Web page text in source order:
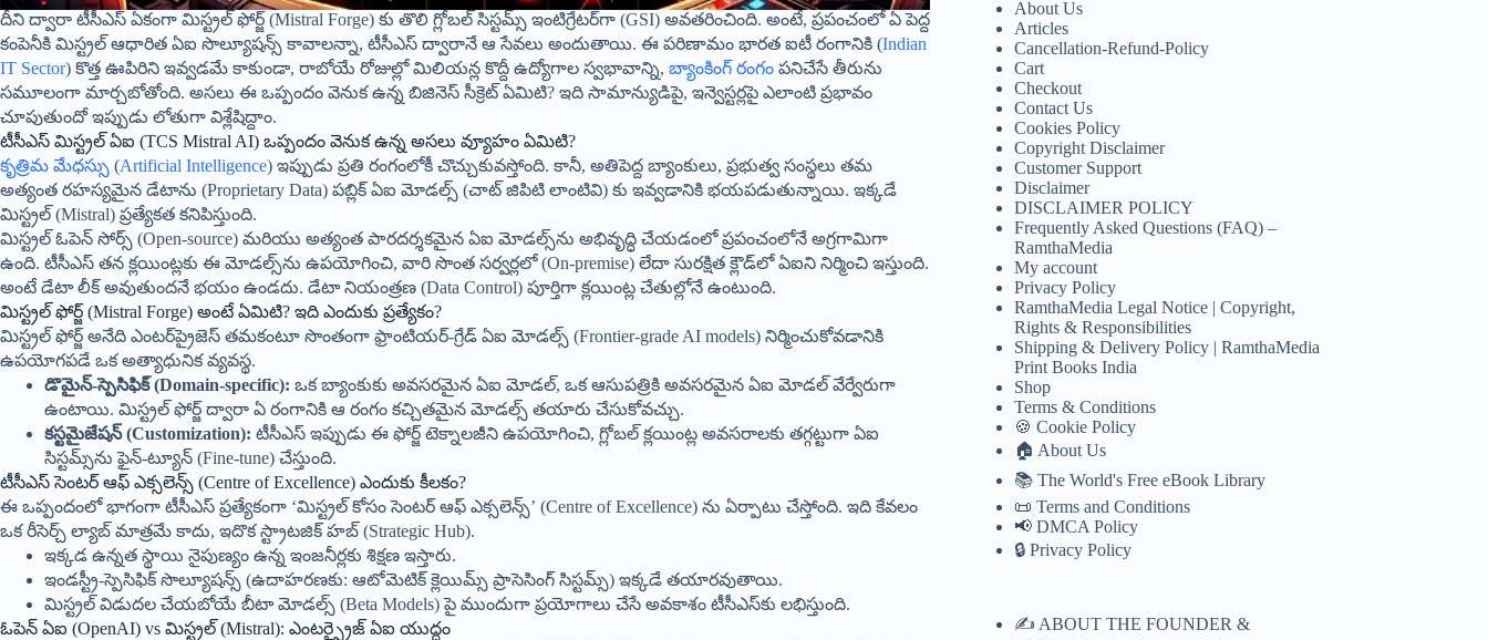
దీని ద్వారా టీసీఎస్ ఏకంగా మిస్ట్రల్ ఫోర్జ్ (Mistral Forge) కు తొలి గ్లోబల్ సిస్టమ్స్ ఇంటిగ్రేటర్‌గా (GSI) అవతరించింది. అంటే, ప్రపంచంలో ఏ పెద్ద
కంపెనీకి మిస్ట్రల్ ఆధారిత ఏఐ సొల్యూషన్స్ కావాలన్నా, టీసీఎస్ ద్వారానే ఆ సేవలు అందుతాయి. ఈ పరిణామం భారత ఐటీ రంగానికి (Indian
IT Sector) కొత్త ఊపిరిని ఇవ్వడమే కాకుండా, రాబోయే రోజుల్లో మిలియన్ల కొద్దీ ఉద్యోగాల స్వభావాన్ని, బ్యాంకింగ్ రంగం పనిచేసే తీరును
సమూలంగా మార్చబోతోంది. అసలు ఈ ఒప్పందం వెనుక ఉన్న బిజినెస్ సీక్రెట్ ఏమిటి? ఇది సామాన్యుడిపై, ఇన్వెస్టర్లపై ఎలాంటి ప్రభావం
చూపుతుందో ఇప్పుడు లోతుగా విశ్లేషిద్దాం.
టీసీఎస్ మిస్ట్రల్ ఏఐ (TCS Mistral AI) ఒప్పందం వెనుక ఉన్న అసలు వ్యూహం ఏమిటి?
కృత్రిమ మేధస్సు (Artificial Intelligence) ఇప్పుడు ప్రతి రంగంలోకీ చొచ్చుకువస్తోంది. కానీ, అతిపెద్ద బ్యాంకులు, ప్రభుత్వ సంస్థలు తమ
అత్యంత రహస్యమైన డేటాను (Proprietary Data) పబ్లిక్ ఏఐ మోడల్స్ (చాట్ జిపిటి లాంటివి) కు ఇవ్వడానికి భయపడుతున్నాయి. ఇక్కడే
మిస్ట్రల్ (Mistral) ప్రత్యేకత కనిపిస్తుంది.
మిస్ట్రల్ ఓపెన్ సోర్స్ (Open-source) మరియు అత్యంత పారదర్శకమైన ఏఐ మోడల్స్‌ను అభివృద్ధి చేయడంలో ప్రపంచంలోనే అగ్రగామిగా
ఉంది. టీసీఎస్ తన క్లయింట్లకు ఈ మోడల్స్‌ను ఉపయోగించి, వారి సొంత సర్వర్లలో (On-premise) లేదా సురక్షిత క్లౌడ్‌లో ఏఐని నిర్మించి ఇస్తుంది.
అంటే డేటా లీక్ అవుతుందనే భయం ఉండదు. డేటా నియంత్రణ (Data Control) పూర్తిగా క్లయింట్ల చేతుల్లోనే ఉంటుంది.
మిస్ట్రల్ ఫోర్జ్ (Mistral Forge) అంటే ఏమిటి? ఇది ఎందుకు ప్రత్యేకం?
మిస్ట్రల్ ఫోర్జ్ అనేది ఎంటర్‌ప్రైజెస్ తమకంటూ సొంతంగా ఫ్రాంటియర్-గ్రేడ్ ఏఐ మోడల్స్ (Frontier-grade AI models) నిర్మించుకోవడానికి
ఉపయోగపడే ఒక అత్యాధునిక వ్యవస్థ.
డొమైన్-స్పెసిఫిక్ (Domain-specific): ఒక బ్యాంకుకు అవసరమైన ఏఐ మోడల్, ఒక ఆసుపత్రికి అవసరమైన ఏఐ మోడల్ వేర్వేరుగా
ఉంటాయి. మిస్ట్రల్ ఫోర్జ్ ద్వారా ఏ రంగానికి ఆ రంగం కచ్చితమైన మోడల్స్ తయారు చేసుకోవచ్చు.
కస్టమైజేషన్ (Customization): టీసీఎస్ ఇప్పుడు ఈ ఫోర్జ్ టెక్నాలజీని ఉపయోగించి, గ్లోబల్ క్లయింట్ల అవసరాలకు తగ్గట్టుగా ఏఐ
సిస్టమ్స్‌ను ఫైన్-ట్యూన్ (Fine-tune) చేస్తుంది.
టీసీఎస్ సెంటర్ ఆఫ్ ఎక్సలెన్స్ (Centre of Excellence) ఎందుకు కీలకం?
ఈ ఒప్పందంలో భాగంగా టీసీఎస్ ప్రత్యేకంగా ‘మిస్ట్రల్ కోసం సెంటర్ ఆఫ్ ఎక్సలెన్స్’ (Centre of Excellence) ను ఏర్పాటు చేస్తోంది. ఇది కేవలం
ఒక రీసెర్చ్ ల్యాబ్ మాత్రమే కాదు, ఇదొక స్ట్రాటజిక్ హబ్ (Strategic Hub).
ఇక్కడ ఉన్నత స్థాయి నైపుణ్యం ఉన్న ఇంజనీర్లకు శిక్షణ ఇస్తారు.
ఇండస్ట్రీ-స్పెసిఫిక్ సొల్యూషన్స్ (ఉదాహరణకు: ఆటోమెటిక్ క్లెయిమ్స్ ప్రాసెసింగ్ సిస్టమ్స్) ఇక్కడే తయారవుతాయి.
మిస్ట్రల్ విడుదల చేయబోయే బీటా మోడల్స్ (Beta Models) పై ముందుగా ప్రయోగాలు చేసే అవకాశం టీసీఎస్‌కు లభిస్తుంది.
ఓపెన్ ఏఐ (OpenAI) vs మిస్ట్రల్ (Mistral): ఎంటర్ప్రైజ్ ఏఐ యుద్ధం
About Us
Articles
Cancellation-Refund-Policy
Cart
Checkout
Contact Us
Cookies Policy
Copyright Disclaimer
Customer Support
Disclaimer
DISCLAIMER POLICY
Frequently Asked Questions (FAQ) –
RamthaMedia
My account
Privacy Policy
RamthaMedia Legal Notice | Copyright,
Rights & Responsibilities
Shipping & Delivery Policy | RamthaMedia
Print Books India
Shop
Terms & Conditions
🍪 Cookie Policy
🏠 About Us
📚 The World's Free eBook Library
📜 Terms and Conditions
📢 DMCA Policy
🔒 Privacy Policy
✍️ ABOUT THE FOUNDER &